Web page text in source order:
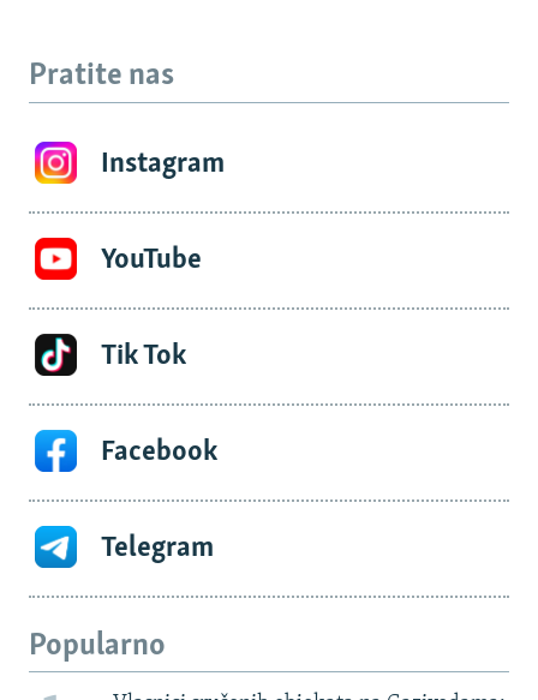
Pratite nas
Instagram
YouTube
Tik Tok
Facebook
Telegram
Popularno